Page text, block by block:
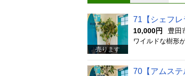
売ります
71【シェフ
10,000円 豊田
70【アムステ